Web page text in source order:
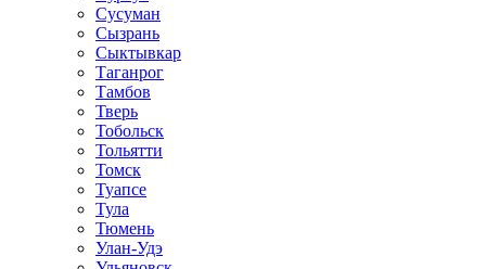
Сусуман
Сызрань
Сыктывкар
Таганрог
Тамбов
Тверь
Тобольск
Тольятти
Томск
Туапсе
Тула
Тюмень
Улан-Удэ